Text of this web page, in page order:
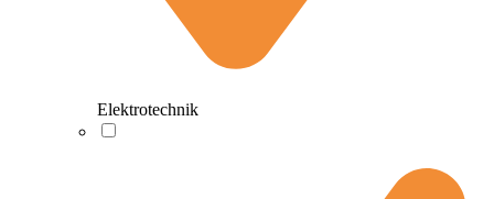
Elektrotechnik